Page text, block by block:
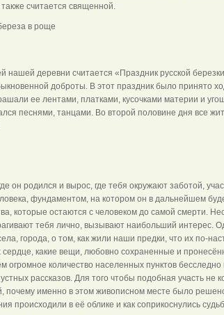
считается священной.
в роще
деревни считается «Праздник русской
доброты. В этот праздник было принято
ее лентами, платками, кусочками материи и
песнями, танцами. Во второй половине дня все
он родился и вырос, где тебя окружают заботой,
фундаментом, на котором он в дальнейшем
которые остаются с человеком до самой смерти.
тебя лично, вызывают наибольший интерес.
города, о том, как жили наши предки, что их по-
сердце, какие вещи, любовно сохраненные и
количество населенных пунктов бесследно
рассказов. Для того чтобы подобная участь не
почему именно в этом живописном месте было
происходили в её облике и как соприкоснулись